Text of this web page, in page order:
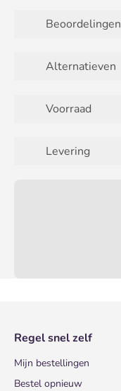
Beoordelingen
Alternatieven
Voorraad
Levering
Regel snel zelf
Mijn bestellingen
Bestel opnieuw